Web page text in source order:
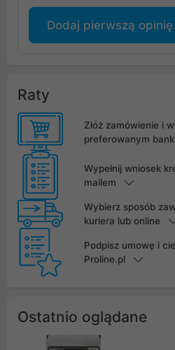
Dodaj pierwszą
Raty
Złóż zamówienie i
preferowanym
Wypełnij wniosek
mailem
Wybierz sposób
kuriera lub online
Podpisz umowę i
Proline.pl
Ostatnio oglądane